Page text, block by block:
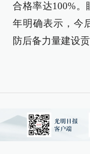
合格率达100%
年明确表示，今
防后备力量建设贡